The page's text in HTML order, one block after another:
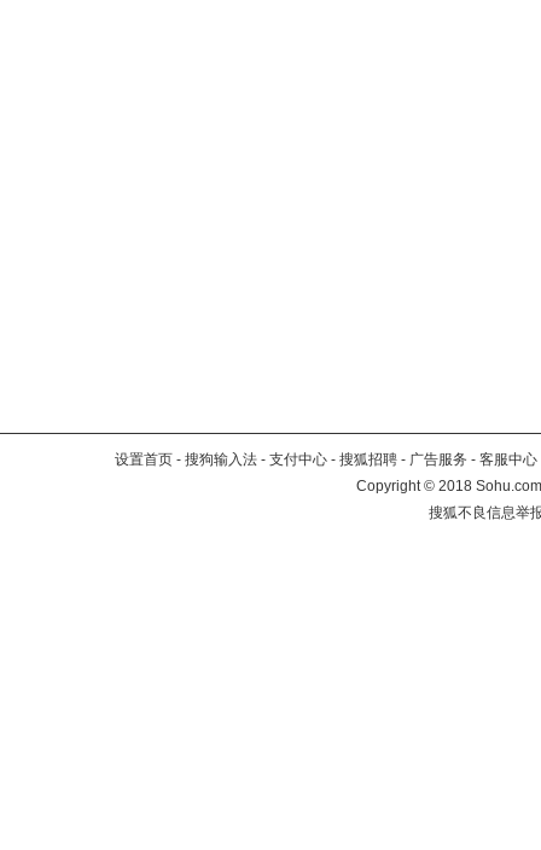
设置首页 - 搜狗输入法 - 支付中心 - 搜狐招聘 - 广告服务 - 客服中心
Copyright©2018
搜狐不良信息举